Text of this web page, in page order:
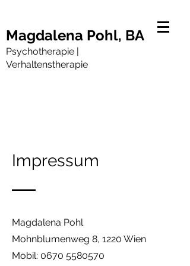
Magdalena Pohl, BA
Psychotherapie |
Verhaltenstherapie
Impressum
Magdalena Pohl
Mohnblumenweg 8, 1220 Wien
Mobil: 0670 5580570